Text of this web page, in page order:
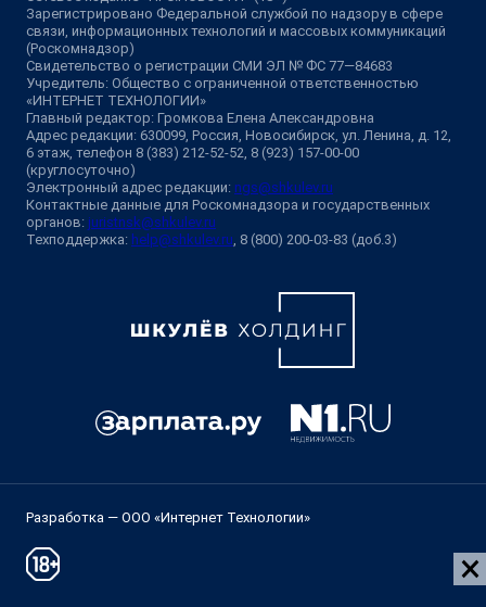
Зарегистрировано Федеральной службой по надзору в сфере
связи, информационных технологий и массовых коммуникаций
(Роскомнадзор)
Свидетельство о регистрации СМИ ЭЛ № ФС 77—84683
Учредитель: Общество с ограниченной ответственностью
«ИНТЕРНЕТ ТЕХНОЛОГИИ»
Главный редактор: Громкова Елена Александровна
Адрес редакции: 630099, Россия, Новосибирск, ул. Ленина, д. 12,
6 этаж, телефон 8 (383) 212-52-52, 8 (923) 157-00-00
(круглосуточно)
Электронный адрес редакции: ngs@shkulev.ru
Контактные данные для Роскомнадзора и государственных
органов: juristnsk@shkulev.ru
Техподдержка: help@shkulev.ru , 8 (800) 200-03-83 (доб.3)
Разработка — ООО «Интернет Технологии»